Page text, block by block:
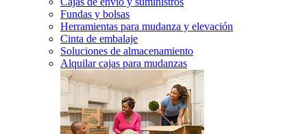
Fundas y bolsas
Herramientas para mudanza y elevación
Cinta de embalaje
Soluciones de almacenamiento
Alquilar cajas para mudanzas